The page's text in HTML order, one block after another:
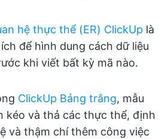
hệ thực thể (ER) ClickUp là
để hình dung cách dữ liệu
khi viết bất kỳ mã nào.
ClickUp Bảng trắng, mẫu
kéo và thả các thực thể, định
và thậm chí thêm công việc